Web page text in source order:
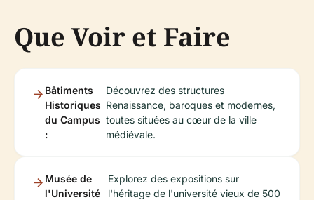
Que Voir et Faire
Bâtiments
Historiques
du Campus
:
Découvrez des structures
Renaissance, baroques et modernes,
toutes situées au cœur de la ville
médiévale.
Musée de
l'Université
Explorez des expositions sur
l'héritage de l'université vieux de 500